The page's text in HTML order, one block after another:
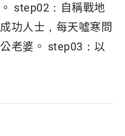
step02：自稱戰地
功人士，每天噓寒問
老婆。 step03：以